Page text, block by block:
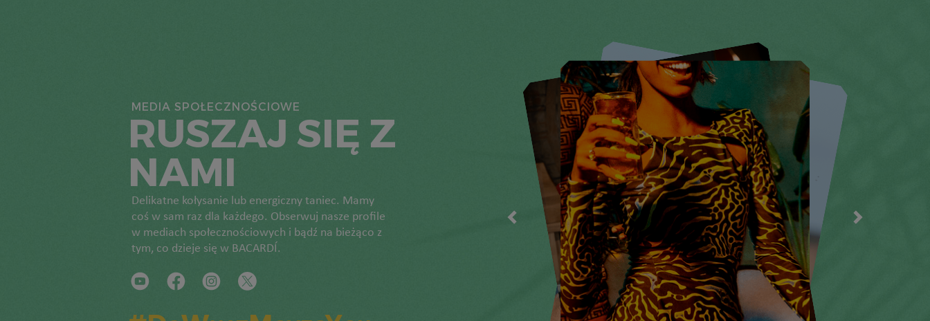
MEDIA SPOŁECZNOŚCIOWE
RUSZAJ SIĘ Z
NAMI
Delikatne kołysanie lub energiczny taniec. Mamy
coś w sam raz dla każdego. Obserwuj nasze profile
w mediach społecznościowych i bądź na bieżąco z
tym, co dzieje się w BACARDÍ.